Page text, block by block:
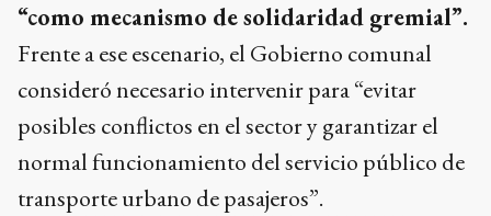
“como mecanismo de solidaridad gremial”.
Frente a ese escenario, el Gobierno comunal
consideró necesario intervenir para “evitar
posibles conflictos en el sector y garantizar el
normal funcionamiento del servicio público de
transporte urbano de pasajeros”.